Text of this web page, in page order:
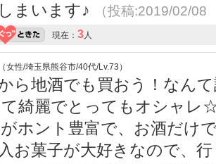
まいます♪
（投稿:2019/02/
現在： 3人
女性/埼玉県熊谷市/40代/Lv.73）
ら地酒でも買おう！なん
て綺麗でとってもオシャレ
ホント豊富で、お酒だけ
お菓子が大好きなので、